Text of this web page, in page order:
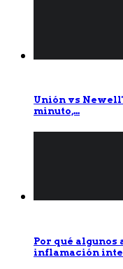
Unión vs
minuto,...
Por qué algunos
inflamación